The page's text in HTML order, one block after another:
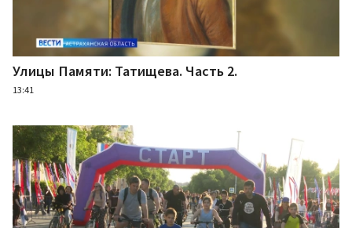
Улицы Памяти: Татищева. Часть 2.
13:41